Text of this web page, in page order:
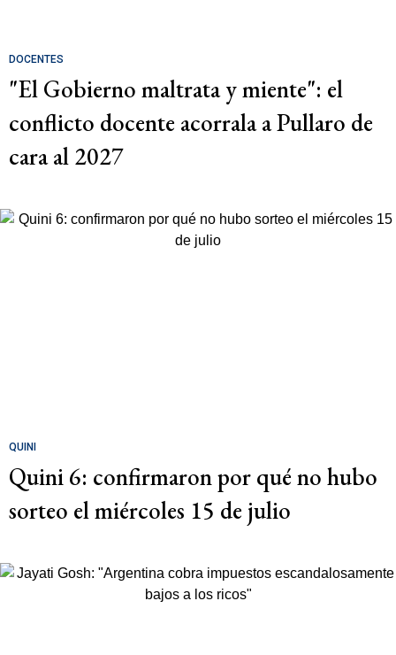
DOCENTES
"El Gobierno maltrata y miente": el
conflicto docente acorrala a Pullaro de
cara al 2027
QUINI
Quini 6: confirmaron por qué no hubo
sorteo el miércoles 15 de julio